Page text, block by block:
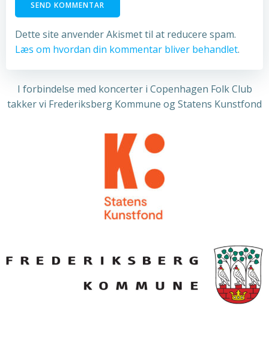
Dette site anvender Akismet til at reducere spam.
Læs om hvordan din kommentar bliver behandlet.
I forbindelse med koncerter i Copenhagen Folk Club
takker vi Frederiksberg Kommune og Statens Kunstfond